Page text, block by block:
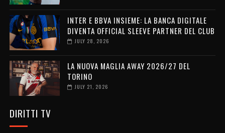
INTER E BBVA INSIEME: LA BANCA DIGITALE
DIVENTA OFFICIAL SLEEVE PARTNER DEL CLUB
JULY 28, 2026
LA NUOVA MAGLIA AWAY 2026/27 DEL
TORINO
JULY 21, 2026
DIRITTI TV